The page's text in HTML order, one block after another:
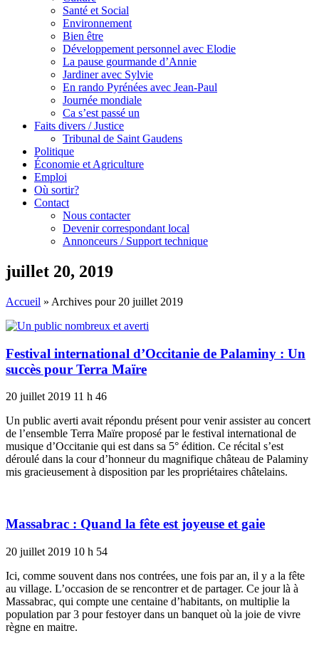
Santé et Social
Environnement
Bien être
Développement personnel avec Elodie
La pause gourmande d’Annie
Jardiner avec Sylvie
En rando Pyrénées avec Jean-Paul
Journée mondiale
Ca s’est passé un
Faits divers / Justice
Tribunal de Saint Gaudens
Politique
Économie et Agriculture
Emploi
Où sortir?
Contact
Nous contacter
Devenir correspondant local
Annonceurs / Support technique
juillet 20, 2019
Accueil » Archives pour 20 juillet 2019
Festival international d’Occitanie de Palaminy : Un
succès pour Terra Maïre
20 juillet 2019 11 h 46
Un public averti avait répondu présent pour venir assister au concert
de l’ensemble Terra Maïre proposé par le festival international de
musique d’Occitanie qui est dans sa 5° édition. Ce récital s’est
déroulé dans la cour d’honneur du magnifique château de Palaminy
mis gracieusement à disposition par les propriétaires châtelains.
Massabrac : Quand la fête est joyeuse et gaie
20 juillet 2019 10 h 54
Ici, comme souvent dans nos contrées, une fois par an, il y a la fête
au village. L’occasion de se rencontrer et de partager. Ce jour là à
Massabrac, qui compte une centaine d’habitants, on multiplie la
population par 3 pour festoyer dans un banquet où la joie de vivre
règne en maitre.